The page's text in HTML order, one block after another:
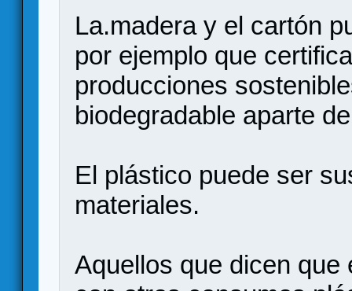
La.madera y el cartón
por ejemplo que
producciones
biodegradable aparte
El plástico puede ser
materiales.
Aquellos que dicen